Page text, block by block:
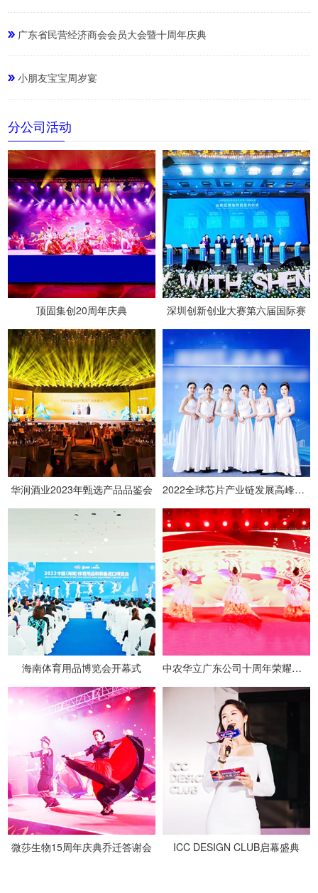
广东省民营经济商会会员大会暨十周年庆典
小朋友宝宝周岁宴
分公司活动
顶固集创20周年庆典 深圳创新创业大赛第六届国际赛
华润酒业2023年甄选产品品鉴会 2022全球芯片产业链发展高峰论坛
海南体育用品博览会开幕式 中农华立广东公司十周年荣耀盛典
微莎生物15周年庆典乔迁答谢会 ICC DESIGN CLUB启幕盛典